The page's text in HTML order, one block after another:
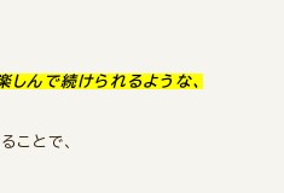
んで続けられるような、
ことで、